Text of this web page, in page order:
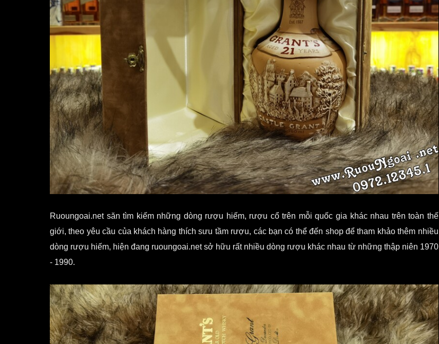
Ruoungoai.net săn tìm kiếm những dòng rượu hiếm, rượu cổ trên mỗi quốc gia khác nhau trên toàn thế
giới, theo yêu cầu của khách hàng thích sưu tầm rượu, các bạn có thể đến shop để tham khảo thêm nhiều
dòng rượu hiếm, hiện đang ruoungoai.net sở hữu rất nhiều dòng rượu khác nhau từ những thập niên 1970
- 1990.